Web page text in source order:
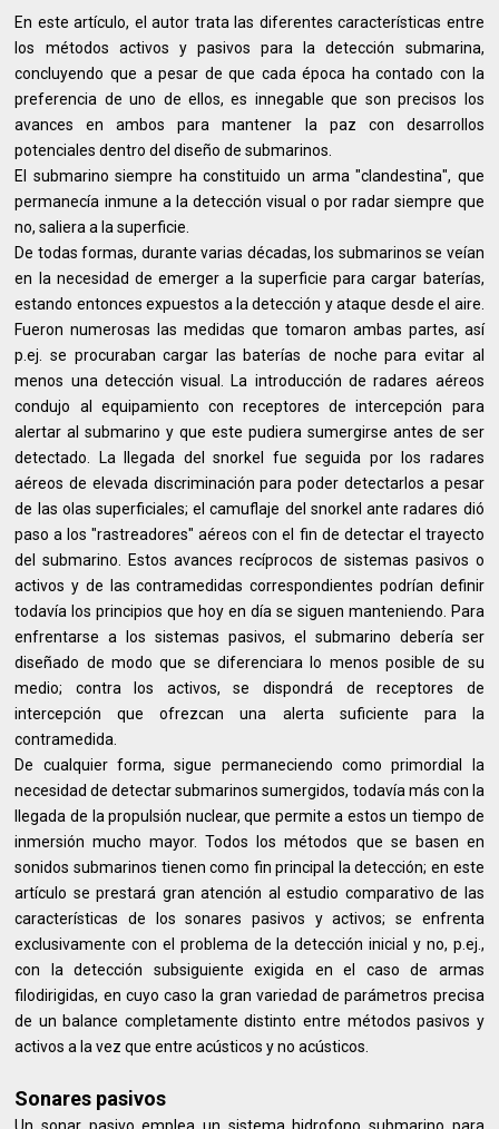
En este artículo, el autor trata las diferentes características entre
los métodos activos y pasivos para la detección submarina,
concluyendo que a pesar de que cada época ha contado con la
preferencia de uno de ellos, es innegable que son precisos los
avances en ambos para mantener la paz con desarrollos
potenciales dentro del diseño de submarinos.
El submarino siempre ha constituido un arma "clandestina", que
permanecía inmune a la detección visual o por radar siempre que
no, saliera a la superficie.
De todas formas, durante varias décadas, los submarinos se veían
en la necesidad de emerger a la superficie para cargar baterías,
estando entonces expuestos a la detección y ataque desde el aire.
Fueron numerosas las medidas que tomaron ambas partes, así
p.ej. se procuraban cargar las baterías de noche para evitar al
menos una detección visual. La introducción de radares aéreos
condujo al equipamiento con receptores de intercepción para
alertar al submarino y que este pudiera sumergirse antes de ser
detectado. La llegada del snorkel fue seguida por los radares
aéreos de elevada discriminación para poder detectarlos a pesar
de las olas superficiales; el camuflaje del snorkel ante radares dió
paso a los "rastreadores" aéreos con el fin de detectar el trayecto
del submarino. Estos avances recíprocos de sistemas pasivos o
activos y de las contramedidas correspondientes podrían definir
todavía los principios que hoy en día se siguen manteniendo. Para
enfrentarse a los sistemas pasivos, el submarino debería ser
diseñado de modo que se diferenciara lo menos posible de su
medio; contra los activos, se dispondrá de receptores de
intercepción que ofrezcan una alerta suficiente para la
contramedida.
De cualquier forma, sigue permaneciendo como primordial la
necesidad de detectar submarinos sumergidos, todavía más con la
llegada de la propulsión nuclear, que permite a estos un tiempo de
inmersión mucho mayor. Todos los métodos que se basen en
sonidos submarinos tienen como fin principal la detección; en este
artículo se prestará gran atención al estudio comparativo de las
características de los sonares pasivos y activos; se enfrenta
exclusivamente con el problema de la detección inicial y no, p.ej.,
con la detección subsiguiente exigida en el caso de armas
filodirigidas, en cuyo caso la gran variedad de parámetros precisa
de un balance completamente distinto entre métodos pasivos y
activos a la vez que entre acústicos y no acústicos.
Sonares pasivos
Un sonar pasivo emplea un sistema hidrofono submarino para